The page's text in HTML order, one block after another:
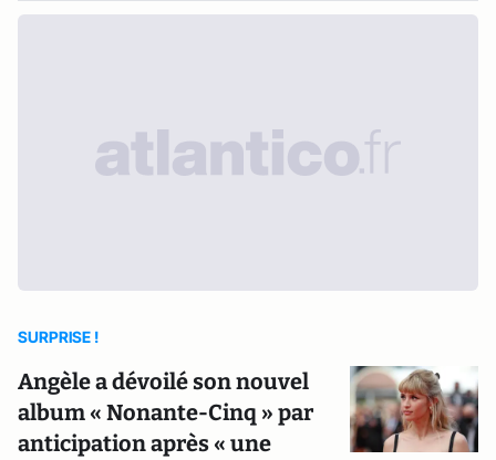
SURPRISE !
Angèle a dévoilé son nouvel
album « Nonante-Cinq » par
anticipation après « une